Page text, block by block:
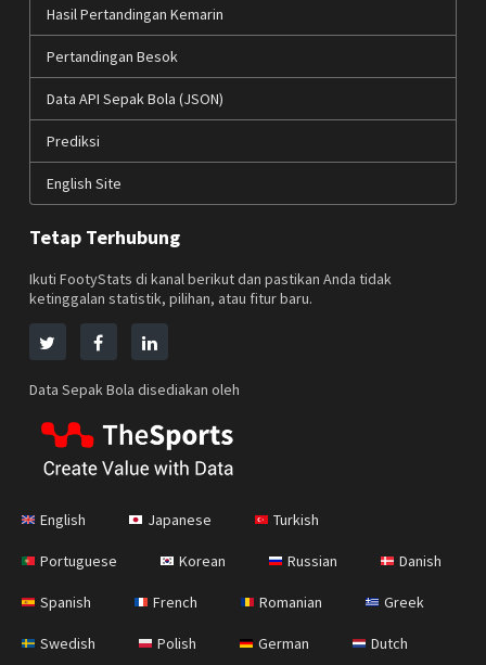
Hasil Pertandingan Kemarin
Pertandingan Besok
Data API Sepak Bola (JSON)
Prediksi
English Site
Tetap Terhubung
Ikuti FootyStats di kanal berikut dan pastikan Anda tidak
ketinggalan statistik, pilihan, atau fitur baru.
Data Sepak Bola disediakan oleh
English Japanese Turkish
Portuguese Korean Russian Danish
Spanish French Romanian Greek
Swedish Polish German Dutch